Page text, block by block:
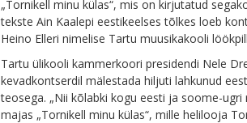
„Tornikell minu külas“, mis on kirjutatud
tekste Ain Kaalepi eestikeelses tõlkes loeb
Heino Elleri nimelise Tartu muusikakooli
Tartu ülikooli kammerkoori presidendi Nele
kevadkontserdil mälestada hiljuti lahkunud
teosega. „Nii kõlabki kogu eesti ja soome-
majas „Tornikell minu külas“, mille helilooja